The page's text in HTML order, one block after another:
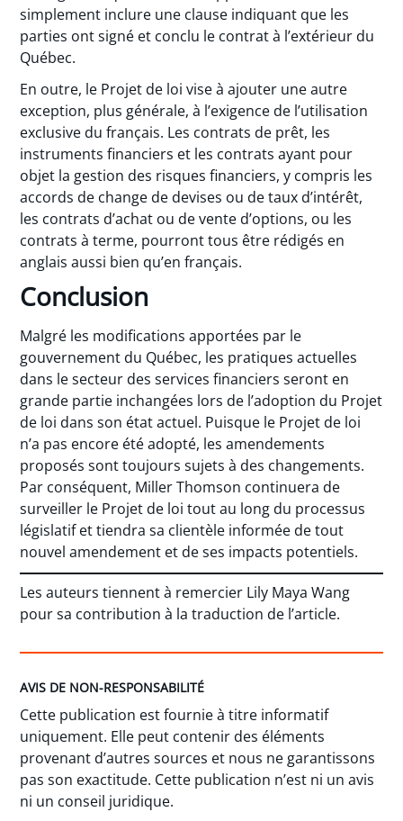
simplement inclure une clause indiquant que les
parties ont signé et conclu le contrat à l’extérieur du
Québec.
En outre, le Projet de loi vise à ajouter une autre
exception, plus générale, à l’exigence de l’utilisation
exclusive du français. Les contrats de prêt, les
instruments financiers et les contrats ayant pour
objet la gestion des risques financiers, y compris les
accords de change de devises ou de taux d’intérêt,
les contrats d’achat ou de vente d’options, ou les
contrats à terme, pourront tous être rédigés en
anglais aussi bien qu’en français.
Conclusion
Malgré les modifications apportées par le
gouvernement du Québec, les pratiques actuelles
dans le secteur des services financiers seront en
grande partie inchangées lors de l’adoption du Projet
de loi dans son état actuel. Puisque le Projet de loi
n’a pas encore été adopté, les amendements
proposés sont toujours sujets à des changements.
Par conséquent, Miller Thomson continuera de
surveiller le Projet de loi tout au long du processus
législatif et tiendra sa clientèle informée de tout
nouvel amendement et de ses impacts potentiels.
Les auteurs tiennent à remercier Lily Maya Wang
pour sa contribution à la traduction de l’article.
AVIS DE NON-RESPONSABILITÉ
Cette publication est fournie à titre informatif
uniquement. Elle peut contenir des éléments
provenant d’autres sources et nous ne garantissons
pas son exactitude. Cette publication n’est ni un avis
ni un conseil juridique.